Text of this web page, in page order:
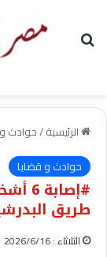
بحث عن
الرئيسية/حوادث
حوادث و قضايا
طريق
الثلاثاء : 2026/6/16